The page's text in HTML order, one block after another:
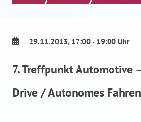
29.11.2013, 17:00 - 19:00 Uhr
7. Treffpunkt Automotive
Drive / Autonomes Fahren